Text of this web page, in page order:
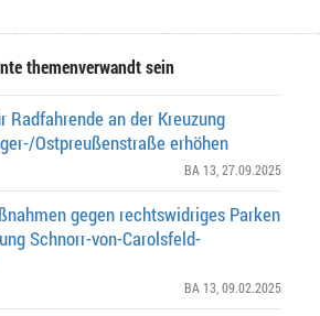
themenverwandt sein
Radfahrende an der Kreuzung
Ostpreußenstraße erhöhen
BA 13 , 27.09.2025
gegen rechtswidriges Parken
Schnorr-von-Carolsfeld-
BA 13 , 09.02.2025